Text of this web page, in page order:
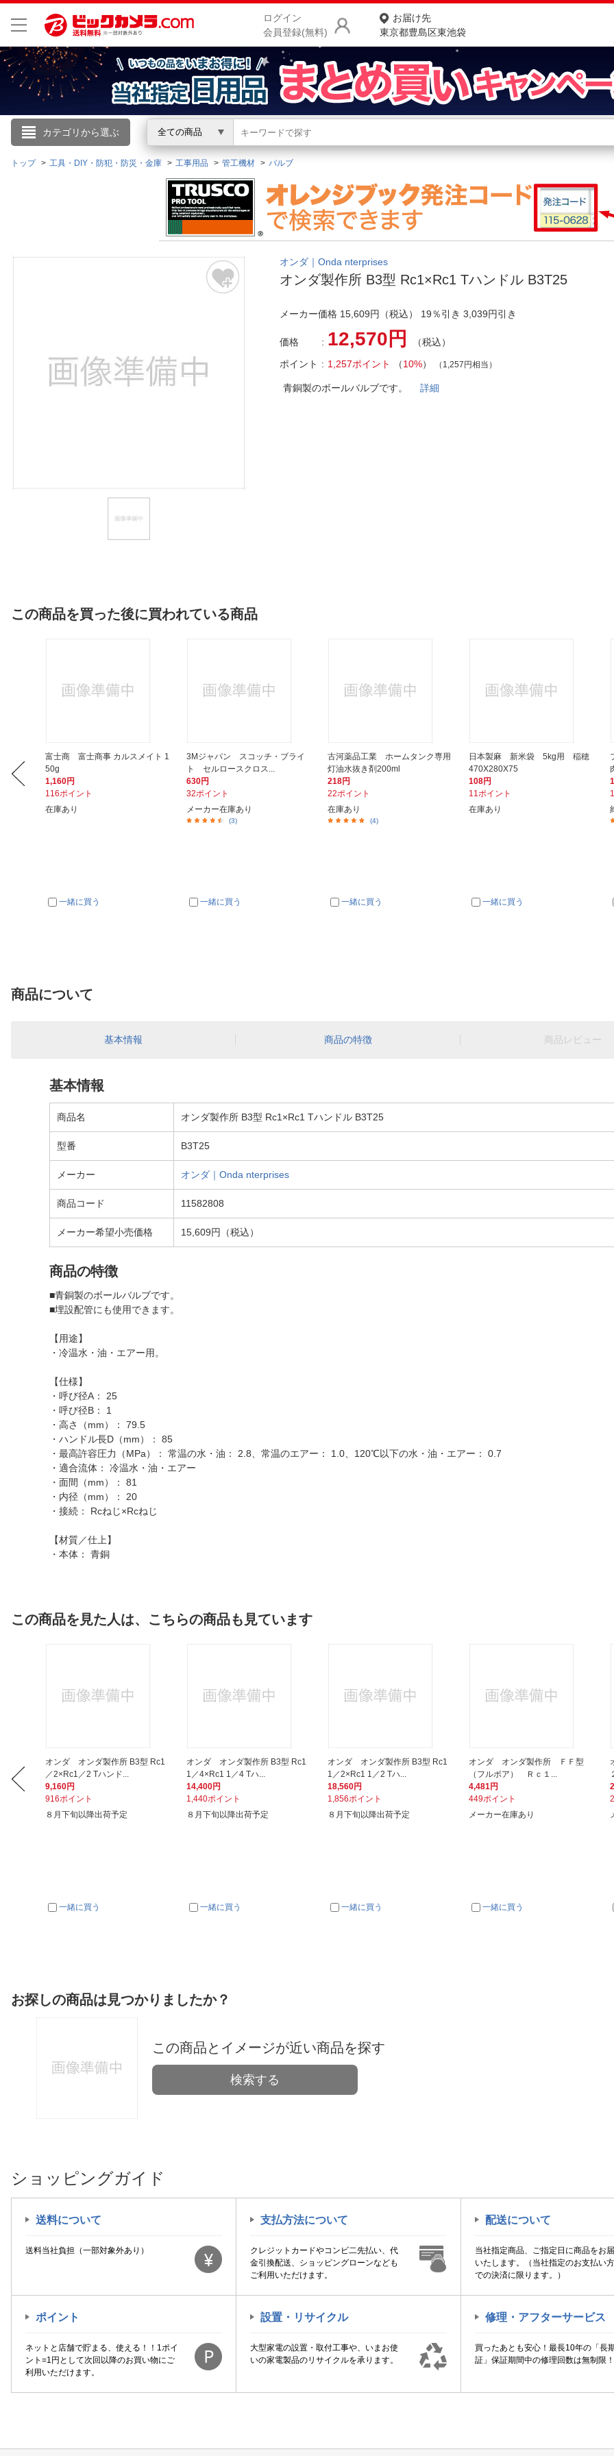
ログイン
会員登録(無料)
お届け先
東京都豊島区東池袋
カテゴリから選ぶ 全ての商品
こんにちは
ログイン
新規会員登録
会員メニュー
商品をさがす
ランキングからさがす
お客様サポート
ご利用ガイド
よくある質問・お問合せ
ご利用規約
トップ 工具・DIY・防犯・防災・金庫 工事用品 管工機材 バルブ
オンダ｜Onda nterprises
オンダ製作所 B3型 Rc1×Rc1 Tハンドル B3T25
メーカー価格 15,609円（税込） 19％引き 3,039円引き
価格 12,570円
（税込）
ポイント
1,257ポイント （10%） （1,257円相当）
青銅製のボールバルブです。詳細
この商品を買った後に買われている商品
富士商 富士商事 カルスメイト 1
50g
1,160円
116ポイント
在庫あり
一緒に買う
3Mジャパン スコッチ・ブライ
ト セルロースクロス...
630円
32ポイント
メーカー在庫あり
(3)
一緒に買う
古河薬品工業 ホームタンク専用
灯油水抜き剤200ml
218円
22ポイント
在庫あり
(4)
一緒に買う
日本製麻 新米袋 5kg用 稲穂
470X280X75
108円
11ポイント
在庫あり
一緒に買う
商品について
基本情報 商品の特徴 商品レビュー
基本情報
商品名 オンダ製作所 B3型 Rc1×Rc1 Tハンドル B3T25
型番 B3T25
メーカー オンダ｜Onda nterprises
商品コード 11582808
メーカー希望小売価格 15,609円（税込）
商品の特徴
■青銅製のボールバルブです。
■埋設配管にも使用できます。
【用途】
・冷温水・油・エアー用。
【仕様】
・呼び径A： 25
・呼び径B： 1
・高さ（mm）： 79.5
・ハンドル長D（mm）： 85
・最高許容圧力（MPa）： 常温の水・油： 2.8、常温のエアー： 1.0、120℃以下の水・油・エアー： 0.7
・適合流体： 冷温水・油・エアー
・面間（mm）： 81
・内径（mm）： 20
・接続： Rcねじ×Rcねじ
【材質／仕上】
・本体： 青銅
この商品を見た人は、こちらの商品も見ています
オンダ オンダ製作所 B3型 Rc1
／2×Rc1／2 Tハンド...
9,160円
916ポイント
８月下旬以降出荷予定
一緒に買う
オンダ オンダ製作所 B3型 Rc1
1／4×Rc1 1／4 Tハ...
14,400円
1,440ポイント
８月下旬以降出荷予定
一緒に買う
オンダ オンダ製作所 B3型 Rc1
1／2×Rc1 1／2 Tハ...
18,560円
1,856ポイント
８月下旬以降出荷予定
一緒に買う
オンダ オンダ製作所 ＦＦ型
（フルボア） Ｒｃ１...
4,481円
449ポイント
メーカー在庫あり
一緒に買う
お探しの商品は見つかりましたか？
この商品とイメージが近い商品を探す
検索する
ショッピングガイド
送料について
送料当社負担（一部対象外あり）
支払方法について
クレジットカードやコンビ二先払い、代
金引換配送、ショッピングローンなども
ご利用いただけます。
配送について
当社指定商品、ご指定日に商品をお
いたします。（当社指定のお支払い
での決済に限ります。）
ポイント
ネットと店舗で貯まる、使える！！1ポイ
ント=1円として次回以降のお買い物にご
利用いただけます。
設置・リサイクル
大型家電の設置・取付工事や、いまお使
いの家電製品のリサイクルを承ります。
修理・アフターサービス
買ったあとも安心！最長10年の「長
証」保証期間中の修理回数は無制限！